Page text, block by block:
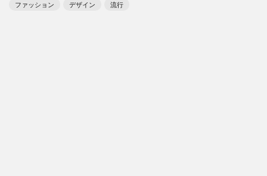
ファッション デザイン 流行